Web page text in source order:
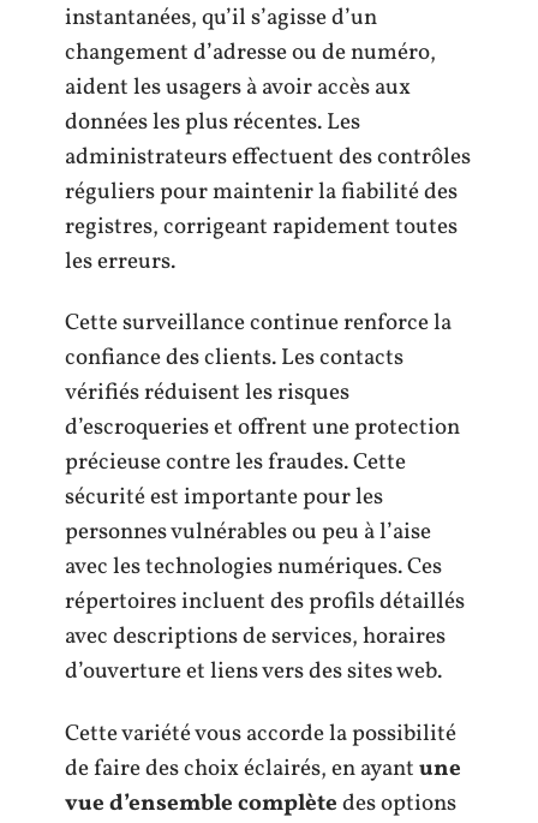
instantanées, qu’il s’agisse d’un
changement d’adresse ou de numéro,
aident les usagers à avoir accès aux
données les plus récentes. Les
administrateurs effectuent des contrôles
réguliers pour maintenir la fiabilité des
registres, corrigeant rapidement toutes
les erreurs.
Cette surveillance continue renforce la
confiance des clients. Les contacts
vérifiés réduisent les risques
d’escroqueries et offrent une protection
précieuse contre les fraudes. Cette
sécurité est importante pour les
personnes vulnérables ou peu à l’aise
avec les technologies numériques. Ces
répertoires incluent des profils détaillés
avec descriptions de services, horaires
d’ouverture et liens vers des sites web.
Cette variété vous accorde la possibilité
de faire des choix éclairés, en ayantune
vue d’ensemble complètedes options